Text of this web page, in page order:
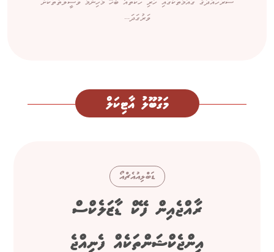
ވަރުގަދަ...
މަގުބޫލު އާޓިކަލް
ޑަބްލިއުއެޗްއޯ
ރާއްޖެއިން ފޭކް ޑާޒަލެކްސް
އިންޖެކްޝަންތަކެއް ފެނިއްޖެ